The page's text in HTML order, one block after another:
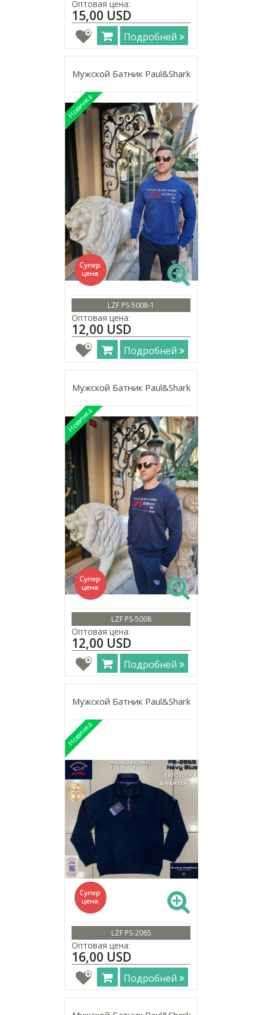
Оптовая цена:
15,00 USD
Подробней
Мужской Батник Paul&Shark
LZF PS-5008-1
Оптовая цена:
12,00 USD
Подробней
Мужской Батник Paul&Shark
LZF PS-5008
Оптовая цена:
12,00 USD
Подробней
Мужской Батник Paul&Shark
LZF PS-2065
Оптовая цена:
16,00 USD
Подробней